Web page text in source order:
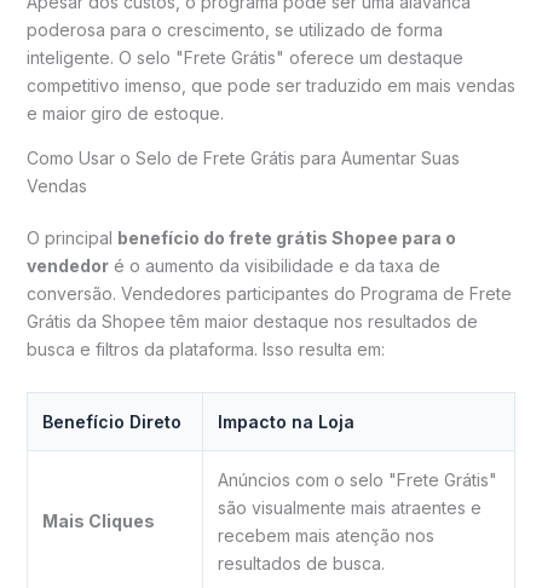
poderosa para o crescimento, se utilizado de forma
inteligente. O selo "Frete Grátis" oferece um destaque
competitivo imenso, que pode ser traduzido em mais vendas
e maior giro de estoque.
Como Usar o Selo de Frete Grátis para Aumentar Suas
Vendas
O principal benefício do frete grátis Shopee para o
vendedoré o aumento da visibilidade e da taxa de
conversão. Vendedores participantes do Programa de Frete
Grátis da Shopee têm maior destaque nos resultados de
busca e filtros da plataforma. Isso resulta em:
Benefício Direto Impacto na Loja
Mais Cliques
Anúncios com o selo "Frete Grátis"
são visualmente mais atraentes e
recebem mais atenção nos
resultados de busca.